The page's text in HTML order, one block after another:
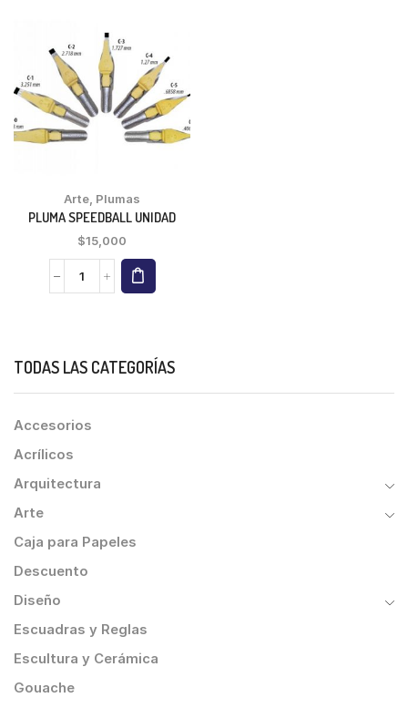
Arte, Plumas
PLUMA SPEEDBALL UNIDAD
$15,000
TODAS LAS CATEGORÍAS
Accesorios
Acrílicos
Arquitectura
Arte
Caja para Papeles
Descuento
Diseño
Escuadras y Reglas
Escultura y Cerámica
Gouache